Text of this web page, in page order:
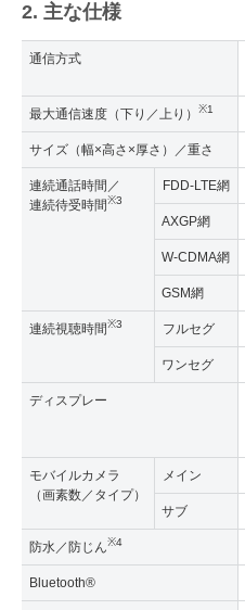
2. 主な仕様
通信方式
最大通信速度（下り／上り） ※1
サイズ（幅×高さ×厚さ）／重さ
連続通話時間／
連続待受時間※3
FDD-LTE網
AXGP網
W-CDMA網
GSM網
連続視聴時間※3 フルセグ
ワンセグ
ディスプレー
モバイルカメラ
（画素数／タイプ）
メイン
サブ
防水／防じん※4
Bluetooth®